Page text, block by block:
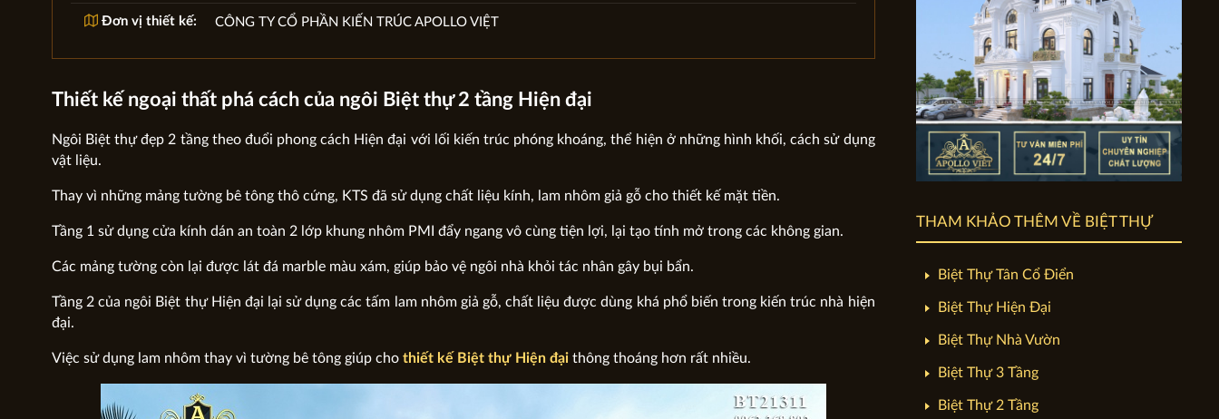
Đơn vị thiết kế: CÔNG TY CỔ PHẦN KIẾN TRÚC APOLLO VIỆT
Thiết kế ngoại thất phá cách của ngôi Biệt thự 2 tầng Hiện đại
Ngôi Biệt thự đẹp 2 tầng theo đuổi phong cách Hiện đại với lối kiến trúc phóng khoáng, thể hiện ở những hình khối, cách sử dụng
vật liệu.
Thay vì những mảng tường bê tông thô cứng, KTS đã sử dụng chất liệu kính, lam nhôm giả gỗ cho thiết kế mặt tiền.
Tầng 1 sử dụng cửa kính dán an toàn 2 lớp khung nhôm PMI đẩy ngang vô cùng tiện lợi, lại tạo tính mở trong các không gian.
Các mảng tường còn lại được lát đá marble màu xám, giúp bảo vệ ngôi nhà khỏi tác nhân gây bụi bẩn.
Tầng 2 của ngôi Biệt thự Hiện đại lại sử dụng các tấm lam nhôm giả gỗ, chất liệu được dùng khá phổ biến trong kiến trúc nhà hiện
đại.
Việc sử dụng lam nhôm thay vì tường bê tông giúp cho thiết kế Biệt thự Hiện đạithông thoáng hơn rất nhiều.
THAM KHẢO THÊM VỀ BIỆT THỰ
Biệt Thự Tân Cổ Điển
Biệt Thự Hiện Đại
Biệt Thự Nhà Vườn
Biệt Thự 3 Tầng
Biệt Thự 2 Tầng